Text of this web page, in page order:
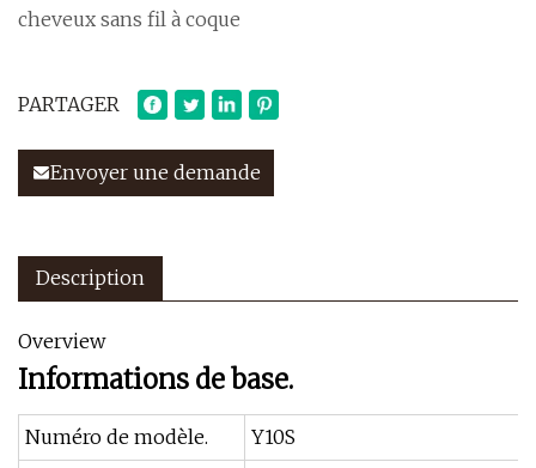
cheveux sans fil à coque
PARTAGER
Envoyer une demande
Description
Overview
Informations de base.
Numéro de modèle.
Y10S